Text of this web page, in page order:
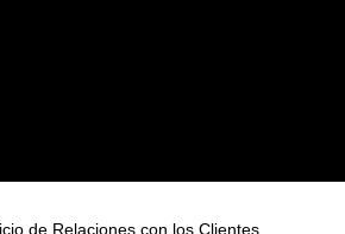
de Relaciones con los Clientes